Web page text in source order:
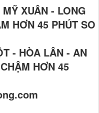
XUÂN - LONG
HƠN 45 PHÚT SO
- HÒA LÂN - AN
HƠN 45